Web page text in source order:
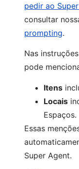
pedir ao
consultar
prompting.
Nas
pode
Itens
Locais
Espaços.
Essas
Super Agent.